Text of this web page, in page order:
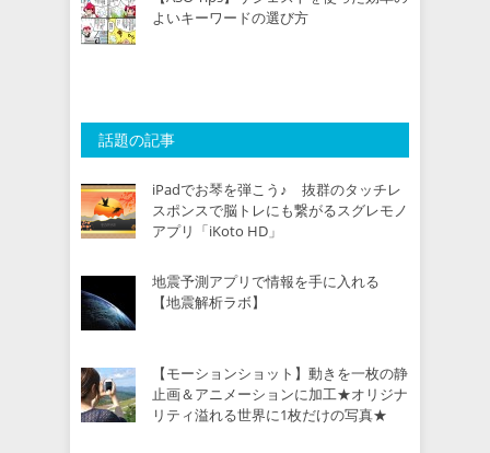
よいキーワードの選び方
話題の記事
iPadでお琴を弾こう♪ 抜群のタッチレ
スポンスで脳トレにも繋がるスグレモノ
アプリ「iKoto HD」
地震予測アプリで情報を手に入れる
【地震解析ラボ】
【モーションショット】動きを一枚の静
止画＆アニメーションに加工★オリジナ
リティ溢れる世界に1枚だけの写真★